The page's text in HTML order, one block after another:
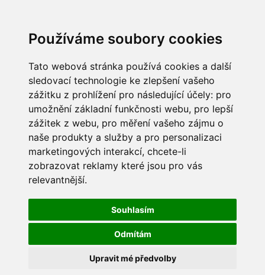
Používáme soubory cookies
Tato webová stránka používá cookies a další
sledovací technologie ke zlepšení vašeho
zážitku z prohlížení pro následující účely: pro
umožnění základní funkčnosti webu, pro lepší
zážitek z webu, pro měření vašeho zájmu o
naše produkty a služby a pro personalizaci
marketingových interakcí, chcete-li
zobrazovat reklamy které jsou pro vás
relevantnější.
Souhlasím
Odmítám
Upravit mé předvolby